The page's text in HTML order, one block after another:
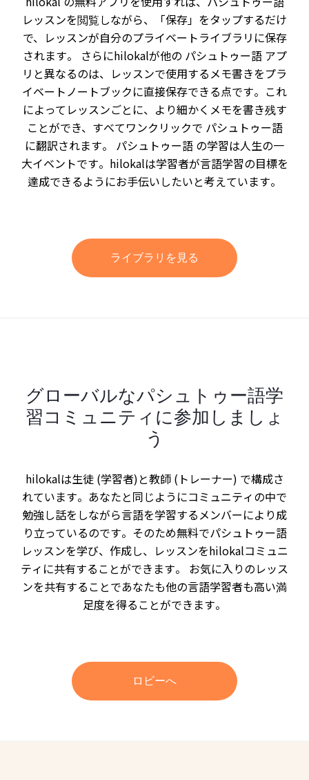
レッスンを閲覧しながら、「保存」をタップするだけ
で、レッスンが自分のプライベートライブラリに保存
されます。 さらにhilokalが他の パシュトゥー語 アプ
リと異なるのは、レッスンで使用するメモ書きをプラ
イベートノートブックに直接保存できる点です。これ
によってレッスンごとに、より細かくメモを書き残す
ことができ、すべてワンクリックで パシュトゥー語
に翻訳されます。 パシュトゥー語 の学習は人生の一
大イベントです。hilokalは学習者が言語学習の目標を
達成できるようにお手伝いしたいと考えています。
ライブラリを見る
グローバルなパシュトゥー語学
習コミュニティに参加しましょ
う
hilokalは生徒 (学習者)と教師 (トレーナー) で構成さ
れています。あなたと同じようにコミュニティの中で
勉強し話をしながら言語を学習するメンバーにより成
り立っているのです。そのため無料でパシュトゥー語
レッスンを学び、作成し、レッスンをhilokalコミュニ
ティに共有することができます。 お気に入りのレッス
ンを共有することであなたも他の言語学習者も高い満
足度を得ることができます。
ロビーへ